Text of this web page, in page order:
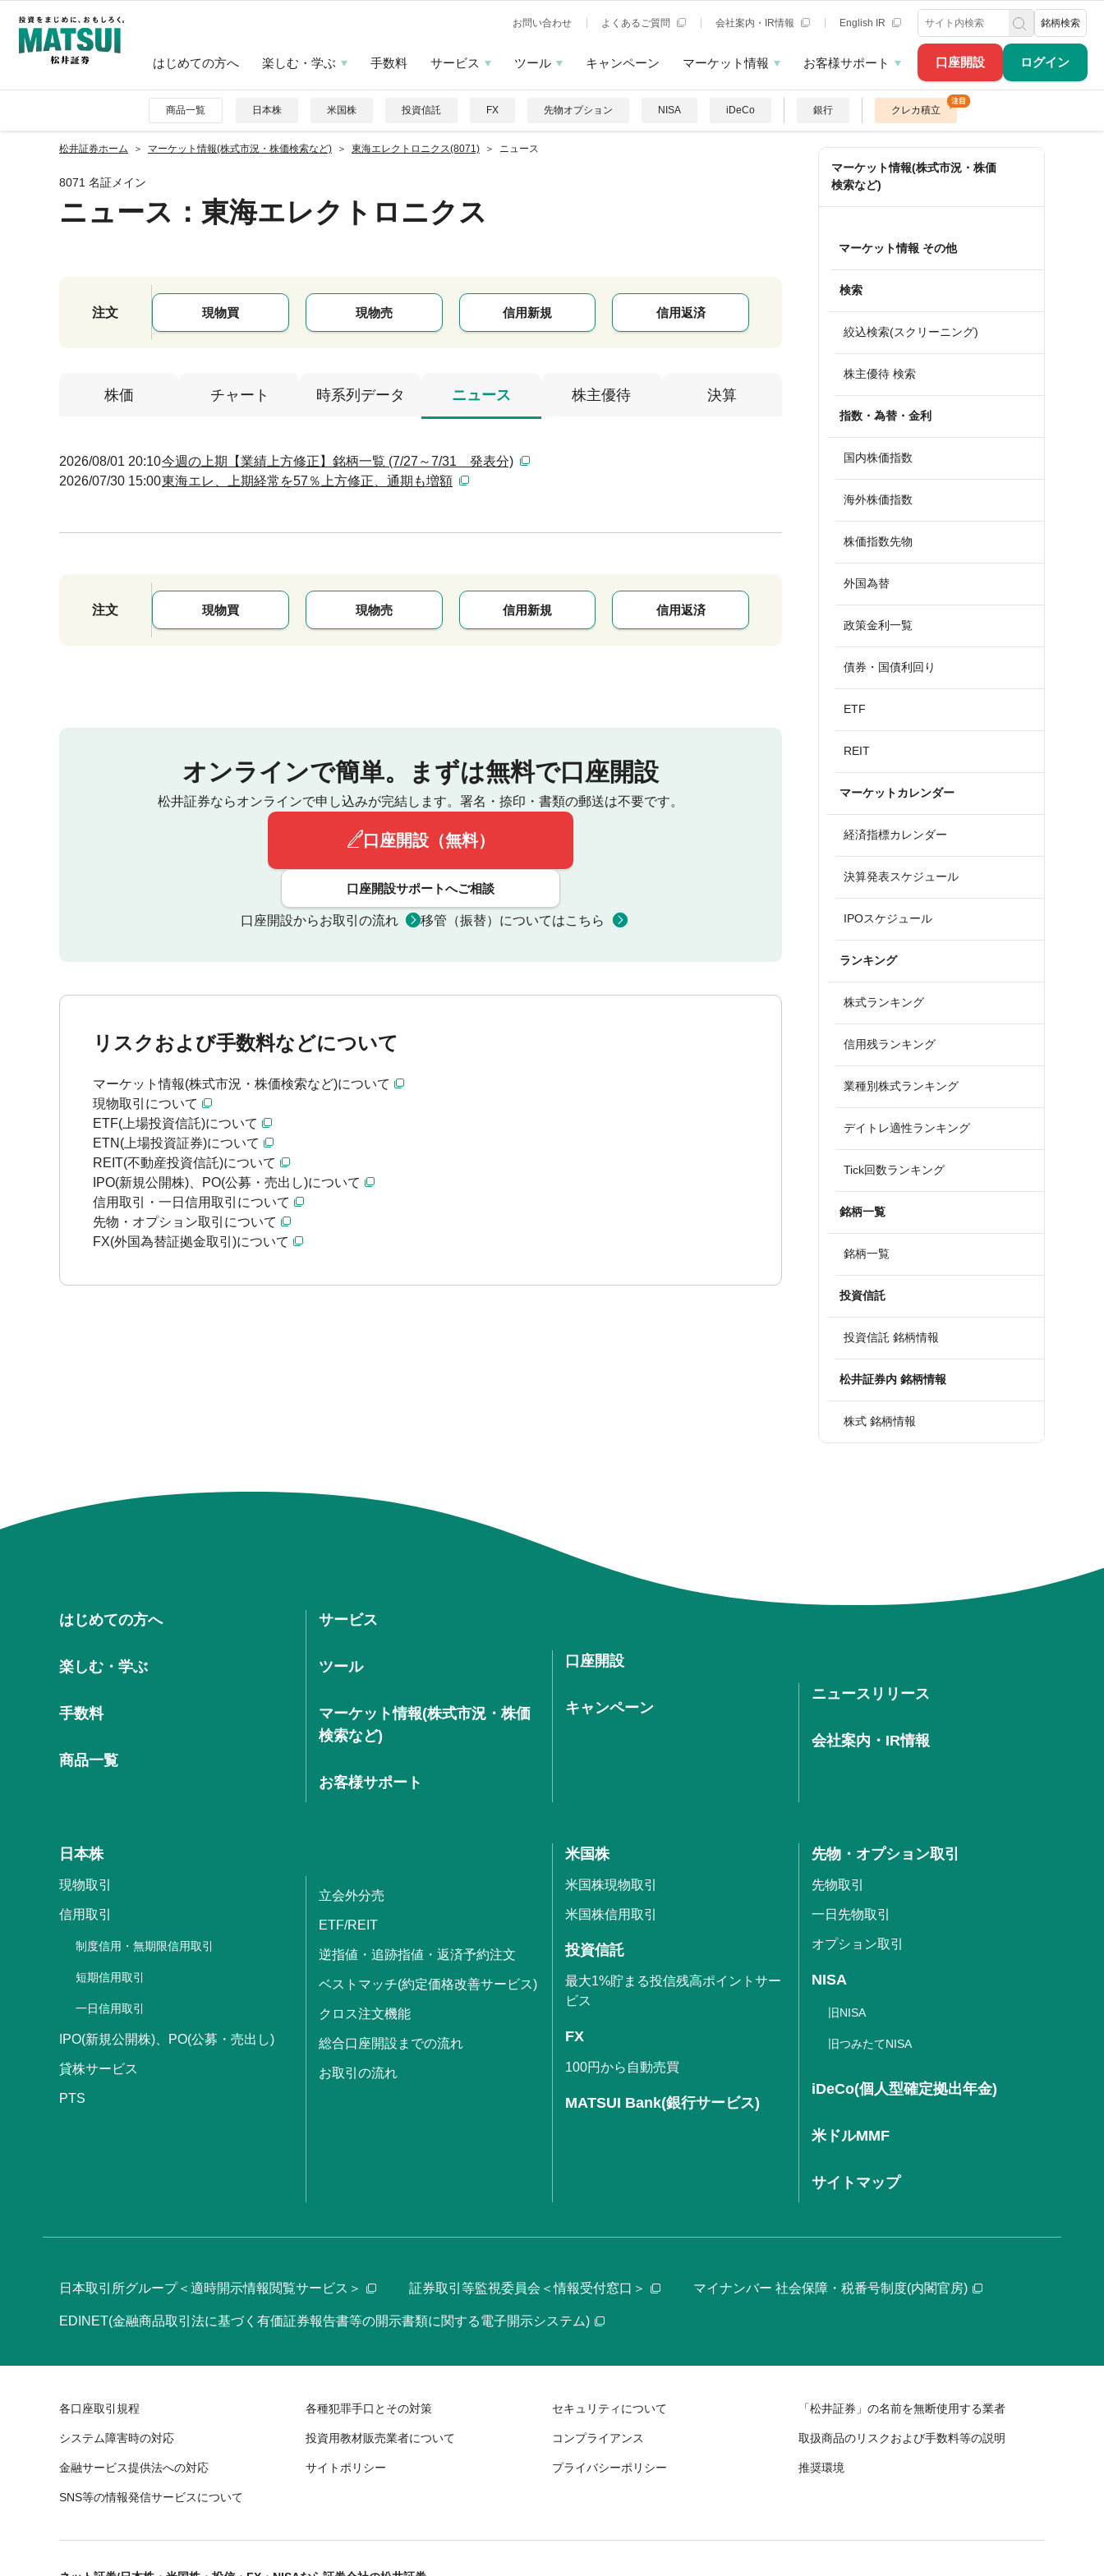
口座開設 ログイン
お問い合わせ よくあるご質問 会社案内・IR情報 English IR 銘柄検索
はじめての方へ 楽しむ・学ぶ 手数料 サービス ツール キャンペーン マーケット情報 お客様サポート
商品一覧 日本株 米国株 投資信託 FX 先物オプション NISA iDeCo 銀行 クレカ積立
松井証券ホーム マーケット情報(株式市況・株価検索など) 東海エレクトロニクス(8071) ニュース
8071 名証メイン
ニュース ：東海エレクトロニクス
注文 現物買 現物売 信用新規 信用返済
株価 チャート 時系列データ ニュース 株主優待 決算
2026/08/01 20:10今週の上期【業績上方修正】銘柄一覧 (7/27～7/31 発表分)
2026/07/30 15:00東海エレ、上期経常を57％上方修正、通期も増額
注文 現物買 現物売 信用新規 信用返済
オンラインで簡単。 まずは無料で口座開設
松井証券ならオンラインで申し込みが完結します。 署名・捺印・書類の郵送は不要です。
口座開設（無料）
口座開設サポートへご相談
口座開設からお取引の流れ 移管（振替）についてはこちら
リスクおよび手数料などについて
マーケット情報(株式市況・株価検索など)について
現物取引について
ETF(上場投資信託)について
ETN(上場投資証券)について
REIT(不動産投資信託)について
IPO(新規公開株)、PO(公募・売出し)について
信用取引・一日信用取引について
先物・オプション取引について
FX(外国為替証拠金取引)について
マーケット情報(株式市況・株価
検索など)
マーケット情報 その他
検索
絞込検索(スクリーニング)
株主優待 検索
指数・為替・金利
国内株価指数
海外株価指数
株価指数先物
外国為替
政策金利一覧
債券・国債利回り
ETF
REIT
マーケットカレンダー
経済指標カレンダー
決算発表スケジュール
IPOスケジュール
ランキング
株式ランキング
信用残ランキング
業種別株式ランキング
デイトレ適性ランキング
Tick回数ランキング
銘柄一覧
銘柄一覧
投資信託
投資信託 銘柄情報
松井証券内 銘柄情報
株式 銘柄情報
はじめての方へ
楽しむ・学ぶ
手数料
商品一覧
サービス
ツール
マーケット情報(株式市況・株価
検索など)
お客様サポート
口座開設
キャンペーン
ニュースリリース
会社案内・IR情報
日本株
現物取引
信用取引
制度信用・無期限信用取引
短期信用取引
一日信用取引
IPO(新規公開株)、PO(公募・売出し)
貸株サービス
PTS
立会外分売
ETF/REIT
逆指値・追跡指値・返済予約注文
ベストマッチ(約定価格改善サービス)
クロス注文機能
総合口座開設までの流れ
お取引の流れ
米国株
米国株現物取引
米国株信用取引
投資信託
最大1%貯まる投信残高ポイントサー
ビス
FX
100円から自動売買
MATSUI Bank(銀行サービス)
先物・オプション取引
先物取引
一日先物取引
オプション取引
NISA
旧NISA
旧つみたてNISA
iDeCo(個人型確定拠出年金)
米ドルMMF
サイトマップ
日本取引所グループ＜適時開示情報閲覧サービス＞ 証券取引等監視委員会＜情報受付窓口＞ マイナンバー 社会保障・税番号制度(内閣官房)
EDINET(金融商品取引法に基づく有価証券報告書等の開示書類に関する電子開示システム)
各口座取引規程 各種犯罪手口とその対策 セキュリティについて 「松井証券」の名前を無断使用する業者
システム障害時の対応 投資用教材販売業者について コンプライアンス 取扱商品のリスクおよび手数料等の説明
金融サービス提供法への対応 サイトポリシー プライバシーポリシー 推奨環境
SNS等の情報発信サービスについて